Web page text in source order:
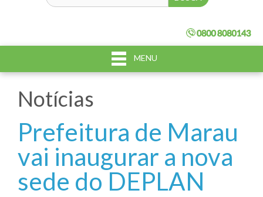
MENU
Notícias
Prefeitura de Marau
vai inaugurar a nova
sede do DEPLAN